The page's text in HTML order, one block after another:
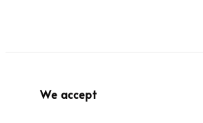
We accept